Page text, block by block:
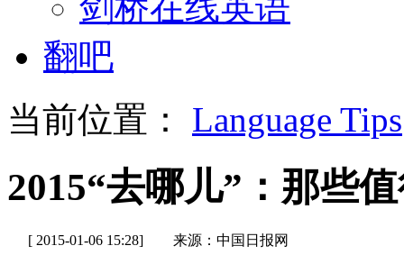
翻吧
当前位置： Language Tips
2015“去哪儿”：那些
[ 2015-01-06 15:28]
来源：中国日报网